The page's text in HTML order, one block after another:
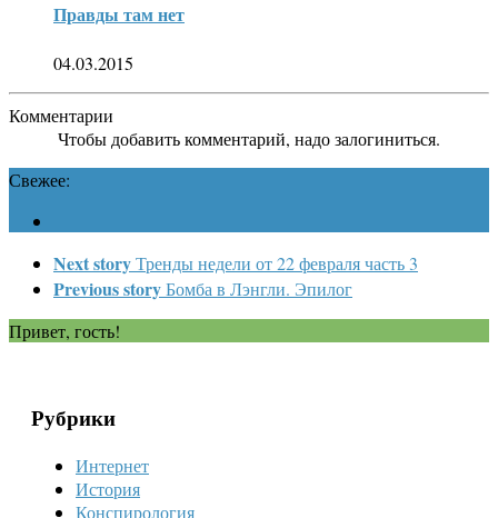
Правды там нет
04.03.2015
Комментарии
Чтобы добавить комментарий, надо залогиниться.
Свежее:
Next storyТренды недели от 22 февраля часть 3
Previous storyБомба в Лэнгли. Эпилог
Привет, гость!
Рубрики
Интернет
История
Конспирология